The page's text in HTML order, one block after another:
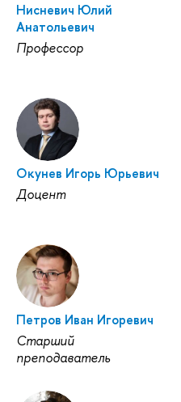
Нисневич Юлий
Анатольевич
Профессор
Окунев Игорь Юрьевич
Доцент
Петров Иван Игоревич
Старший
преподаватель